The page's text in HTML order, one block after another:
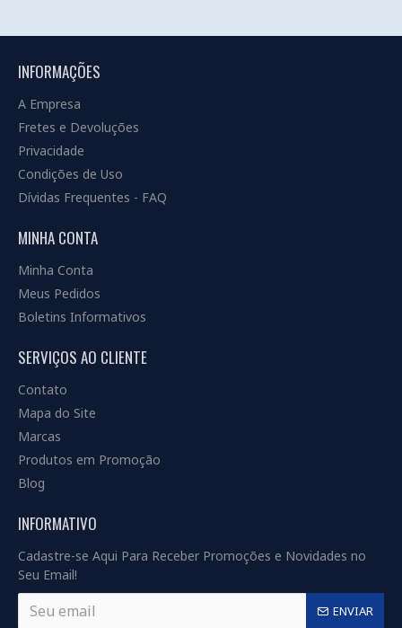
INFORMAÇÕES
A Empresa
Fretes e Devoluções
Privacidade
Condições de Uso
Dívidas Frequentes - FAQ
MINHA CONTA
Minha Conta
Meus Pedidos
Boletins Informativos
SERVIÇOS AO CLIENTE
Contato
Mapa do Site
Marcas
Produtos em Promoção
Blog
INFORMATIVO
Cadastre-se Aqui Para Receber Promoções e Novidades no
Seu Email!
ENVIAR